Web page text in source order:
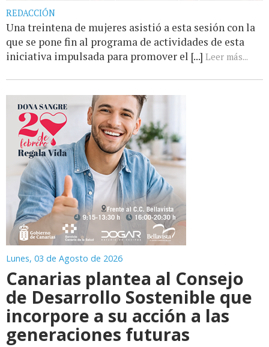
REDACCIÓN
Una treintena de mujeres asistió a esta sesión con la
que se pone fin al programa de actividades de esta
iniciativa impulsada para promover el [...] Leer más...
Lunes, 03 de Agosto de 2026
Canarias plantea al Consejo
de Desarrollo Sostenible que
incorpore a su acción a las
generaciones futuras